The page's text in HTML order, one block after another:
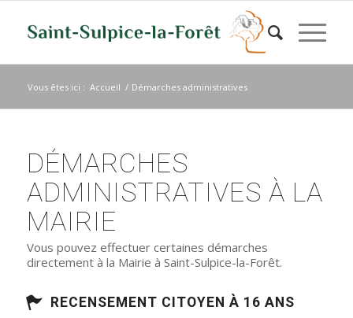
Vous êtes ici : Accueil / Démarches administratives
DÉMARCHES
ADMINISTRATIVES À LA
MAIRIE
Vous pouvez effectuer certaines démarches
directement à la Mairie à Saint-Sulpice-la-Forêt.
RECENSEMENT CITOYEN À 16 ANS